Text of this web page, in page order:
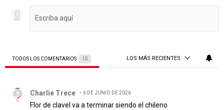
TODOS LOS COMENTARIOS 15 LOS MÁS RECIENTES
Charlie Trece 6 DE JUNIO DE 2026
Flor de clavel va a terminar siendo el chileno